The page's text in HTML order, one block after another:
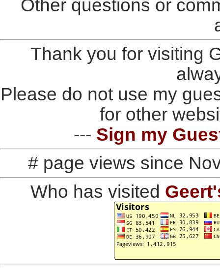
Other questions or
Thank you for visiting
Please do not use my
for other
--- Sign my
# page views since
Who has visited